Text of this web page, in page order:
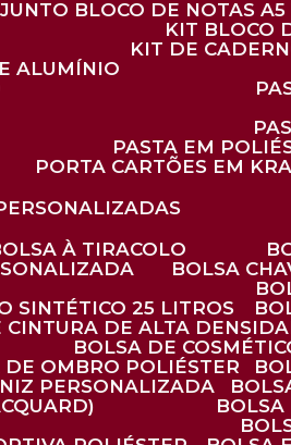
BLOCO DE NOTAS A5
KIT BLOCO
KIT DE
ALUMÍNIO
PASTA EM
PORTA CARTÕES EM
PERSONALIZADAS
BOLSA À TIRACOLO
BOLSA
SINTÉTICO 25 LITROS
CINTURA DE ALTA
BOLSA DE
DE OMBRO POLIÉSTER
PERSONALIZADA